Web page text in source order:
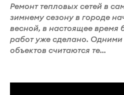
Ремонт тепловых сетей в
зимнему сезону в городе
весной, в настоящее
работ уже сделано.
объектов считаются те...